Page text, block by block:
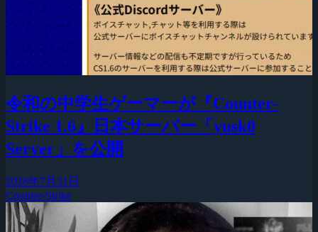
令和の中学生ゲーマーが『Counter-
Strike 1.6』日本サーバー「yusk0
Server」を公開
2026年7月31日
Counter-Strike